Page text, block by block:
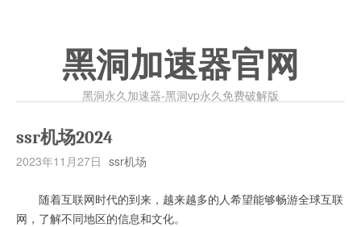
黑洞加速器官网
黑洞永久加速器-黑洞vp永久免费破解版
ssr机场2024
2023年11月27日 ssr机场
随着互联网时代的到来，越来越多的人希望能够畅游全球互联
网，了解不同地区的信息和文化。